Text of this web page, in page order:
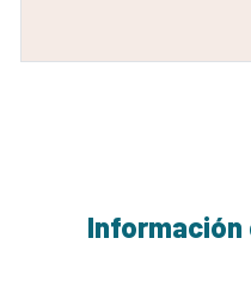
Información